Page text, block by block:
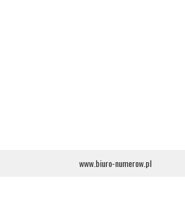
www.biuro-numerow.pl